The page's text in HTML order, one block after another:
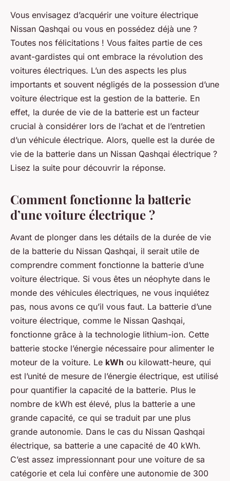
Vous envisagez d’acquérir une voiture électrique
Nissan Qashqai ou vous en possédez déjà une ?
Toutes nos félicitations ! Vous faites partie de ces
avant-gardistes qui ont embrace la révolution des
voitures électriques. L’un des aspects les plus
importants et souvent négligés de la possession d’une
voiture électrique est la gestion de la batterie. En
effet, la durée de vie de la batterie est un facteur
crucial à considérer lors de l’achat et de l’entretien
d’un véhicule électrique. Alors, quelle est la durée de
vie de la batterie dans un Nissan Qashqai électrique ?
Lisez la suite pour découvrir la réponse.
Comment fonctionne la batterie
d’une voiture électrique ?
Avant de plonger dans les détails de la durée de vie
de la batterie du Nissan Qashqai, il serait utile de
comprendre comment fonctionne la batterie d’une
voiture électrique. Si vous êtes un néophyte dans le
monde des véhicules électriques, ne vous inquiétez
pas, nous avons ce qu’il vous faut. La batterie d’une
voiture électrique, comme le Nissan Qashqai,
fonctionne grâce à la technologie lithium-ion. Cette
batterie stocke l’énergie nécessaire pour alimenter le
moteur de la voiture. Le kWh ou kilowatt-heure, qui
est l’unité de mesure de l’énergie électrique, est utilisé
pour quantifier la capacité de la batterie. Plus le
nombre de kWh est élevé, plus la batterie a une
grande capacité, ce qui se traduit par une plus
grande autonomie. Dans le cas du Nissan Qashqai
électrique, sa batterie a une capacité de 40 kWh.
C’est assez impressionnant pour une voiture de sa
catégorie et cela lui confère une autonomie de 300